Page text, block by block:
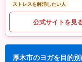
ストレスを解消したい人
公式サイトを見
厚木市のヨガを目的